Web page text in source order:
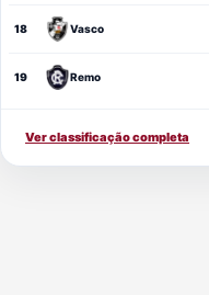
18 Vasco
19 Remo
Ver classificação completa